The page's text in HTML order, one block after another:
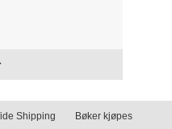
Shipping Bøker kjøpes